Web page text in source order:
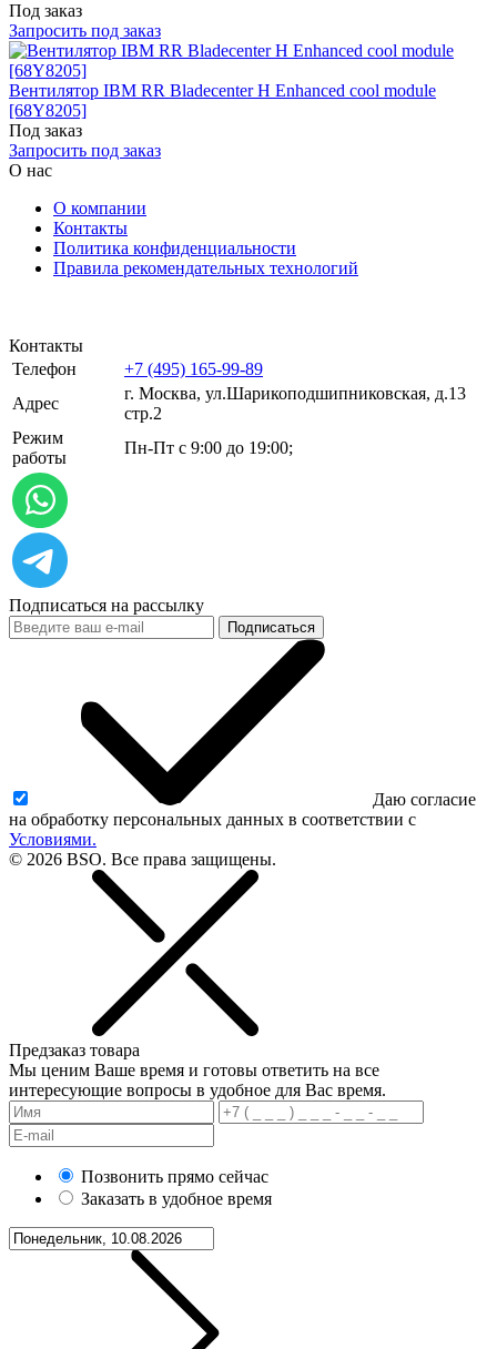
Под заказ
Запросить под заказ
Вентилятор IBM RR Bladecenter H Enhanced cool module
[68Y8205]
Под заказ
Запросить под заказ
О нас
О компании
Контакты
Политика конфиденциальности
Правила рекомендательных технологий
Контакты
Телефон
+7 (495) 165-99-89
Адрес
г. Москва, ул.​​Шарикоподшипниковская, д.13
стр.2
Режим
работы
Пн-Пт с 9:00 до 19:00;
Подписаться на рассылку
Подписаться
Даю согласие
на обработку персональных данных в соответствии с
Условиями.
© 2026 BSO. Все права защищены.
Предзаказ товара
Мы ценим Ваше время и готовы ответить на все
интересующие вопросы в удобное для Вас время.
Позвонить прямо сейчас
Заказать в удобное время